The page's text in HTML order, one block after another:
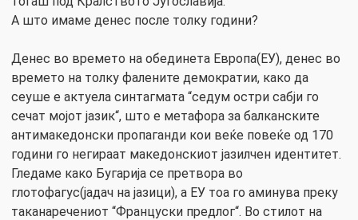
А што имаме денес после толку години?
Денес во времето на обединета Европа(ЕУ), денес во
времето на толку фалените демократии, како да
сеуше е актуела синтагмата “седум остри сабји го
сечат мојот јазик“, што е метафора за балканските
антимакедонски пропаганди кои веќе повеќе од 170
години го негираат македонскиот јазилчен идентитет.
Гледаме како Бугарија се претвора во
глотофагус(јадач на јазици), а ЕУ тоа го аминува преку
таканаречениот “Француски предлог“. Во стилот на